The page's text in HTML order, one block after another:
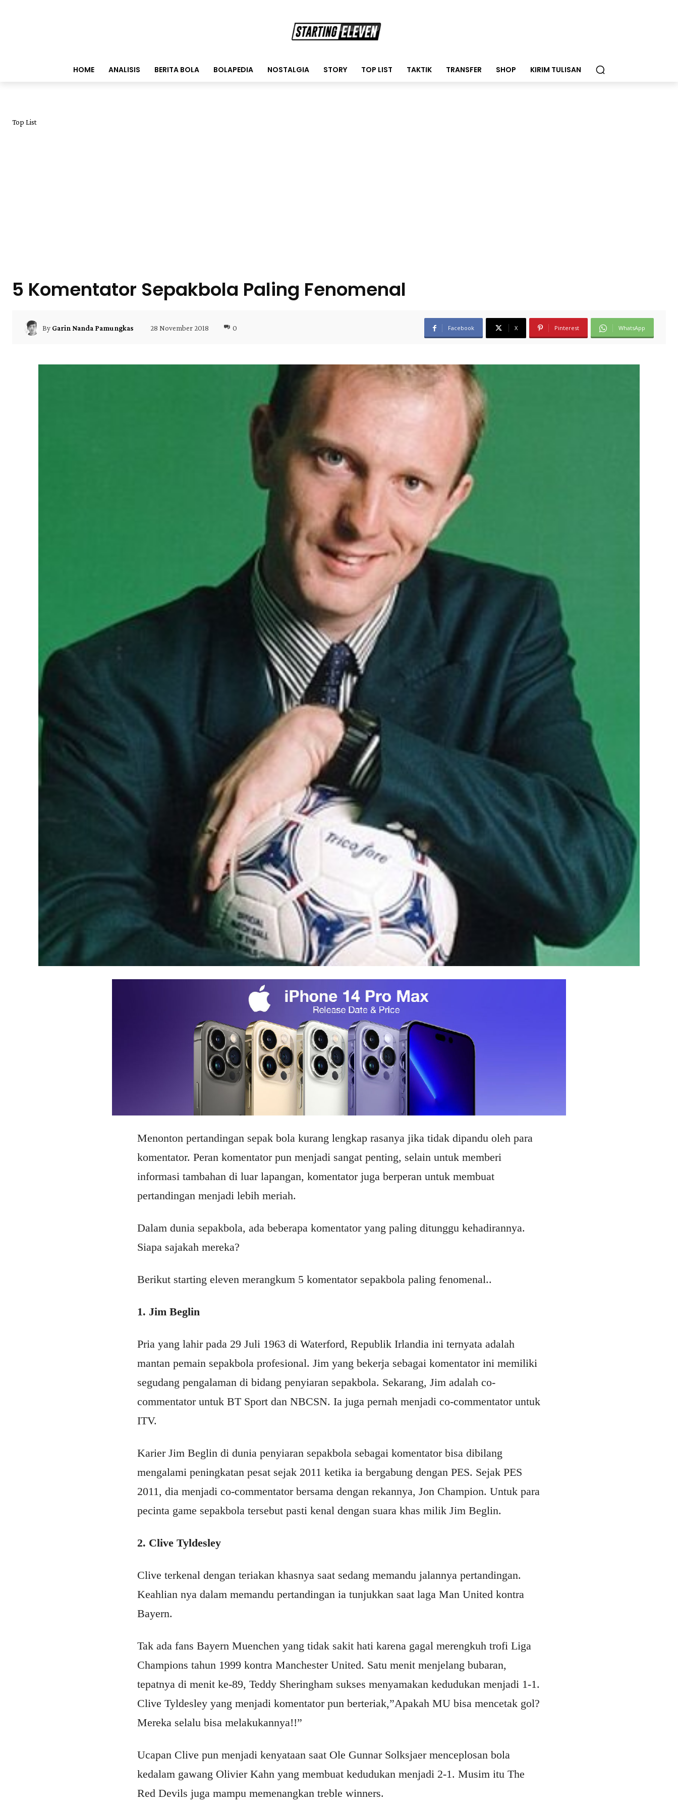
HOME ANALISIS BERITA BOLA BOLAPEDIA NOSTALGIA STORY TOP LIST TAKTIK TRANSFER SHOP KIRIM TULISAN
Top List
5 Komentator Sepakbola Paling Fenomenal
By Garin Nanda Pamungkas 28 November 2018 0 Facebook X Pinterest WhatsApp
Menonton pertandingan sepak bola kurang lengkap rasanya jika tidak dipandu oleh para
komentator. Peran komentator pun menjadi sangat penting, selain untuk memberi
informasi tambahan di luar lapangan, komentator juga berperan untuk membuat
pertandingan menjadi lebih meriah.
Dalam dunia sepakbola, ada beberapa komentator yang paling ditunggu kehadirannya.
Siapa sajakah mereka?
Berikut starting eleven merangkum 5 komentator sepakbola paling fenomenal..
1. Jim Beglin
Pria yang lahir pada 29 Juli 1963 di Waterford, Republik Irlandia ini ternyata adalah
mantan pemain sepakbola profesional. Jim yang bekerja sebagai komentator ini memiliki
segudang pengalaman di bidang penyiaran sepakbola. Sekarang, Jim adalah co-
commentator untuk BT Sport dan NBCSN. Ia juga pernah menjadi co-commentator untuk
ITV.
Karier Jim Beglin di dunia penyiaran sepakbola sebagai komentator bisa dibilang
mengalami peningkatan pesat sejak 2011 ketika ia bergabung dengan PES. Sejak PES
2011, dia menjadi co-commentator bersama dengan rekannya, Jon Champion. Untuk para
pecinta game sepakbola tersebut pasti kenal dengan suara khas milik Jim Beglin.
2. Clive Tyldesley
Clive terkenal dengan teriakan khasnya saat sedang memandu jalannya pertandingan.
Keahlian nya dalam memandu pertandingan ia tunjukkan saat laga Man United kontra
Bayern.
Tak ada fans Bayern Muenchen yang tidak sakit hati karena gagal merengkuh trofi Liga
Champions tahun 1999 kontra Manchester United. Satu menit menjelang bubaran,
tepatnya di menit ke-89, Teddy Sheringham sukses menyamakan kedudukan menjadi 1-1.
Clive Tyldesley yang menjadi komentator pun berteriak,”Apakah MU bisa mencetak gol?
Mereka selalu bisa melakukannya!!”
Ucapan Clive pun menjadi kenyataan saat Ole Gunnar Solksjaer menceplosan bola
kedalam gawang Olivier Kahn yang membuat kedudukan menjadi 2-1. Musim itu The
Red Devils juga mampu memenangkan treble winners.